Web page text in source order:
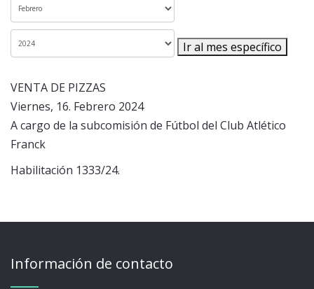
Ir al mes específico
VENTA DE PIZZAS
Viernes, 16. Febrero 2024
A cargo de la subcomisión de Fútbol del Club Atlético
Franck
Habilitación 1333/24.
Información de contacto